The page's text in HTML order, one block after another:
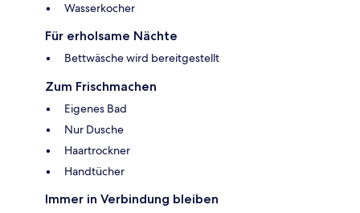
Wasserkocher
Für erholsame Nächte
Bettwäsche wird bereitgestellt
Zum Frischmachen
Eigenes Bad
Nur Dusche
Haartrockner
Handtücher
Immer in Verbindung bleiben